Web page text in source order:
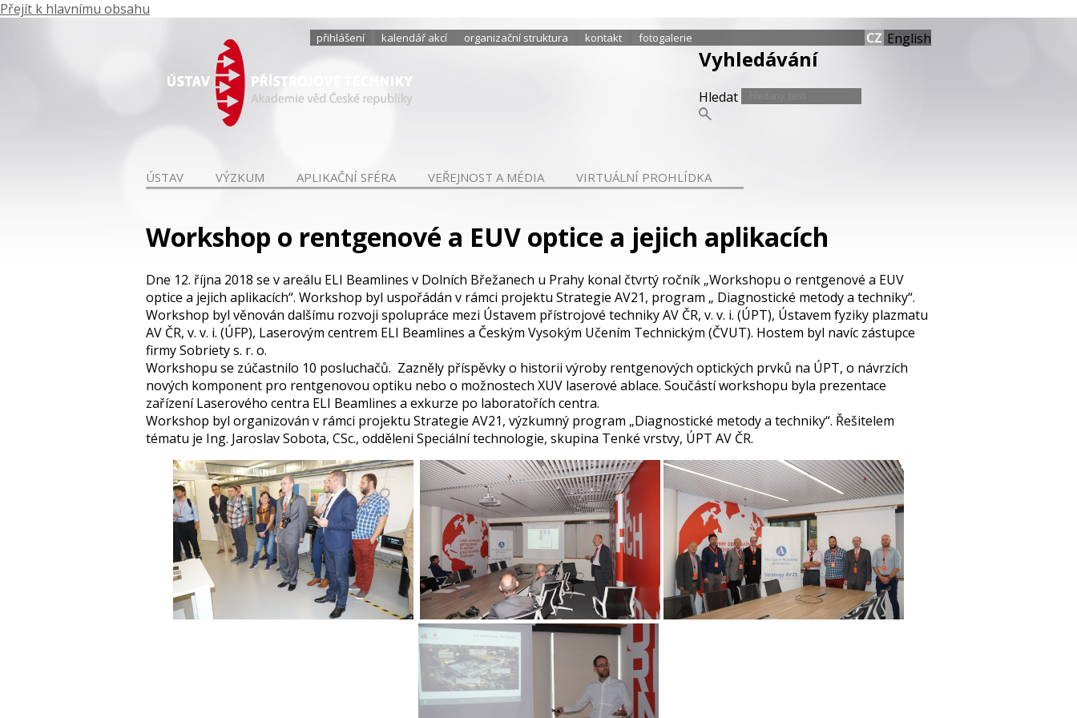
Přejít k hlavnímu obsahu
přihlášení kalendář akcí organizační struktura kontakt fotogalerie
Vyhledávání
Hledat
English
ÚSTAV VÝZKUM APLIKAČNÍ SFÉRA VEŘEJNOST A MÉDIA VIRTUÁLNÍ PROHLÍDKA
Workshop o rentgenové a EUV optice a jejich aplikacích
Dne 12. října 2018 se v areálu ELI Beamlines v Dolních Břežanech u Prahy konal čtvrtý ročník „Workshopu o rentgenové a EUV
optice a jejich aplikacích“. Workshop byl uspořádán v rámci projektu Strategie AV21, program „ Diagnostické metody a techniky“.
Workshop byl věnován dalšímu rozvoji spolupráce mezi Ústavem přístrojové techniky AV ČR, v. v. i. (ÚPT), Ústavem fyziky plazmatu
AV ČR, v. v. i. (ÚFP), Laserovým centrem ELI Beamlines a Českým Vysokým Učením Technickým (ČVUT). Hostem byl navíc zástupce
firmy Sobriety s. r. o.
Workshopu se zúčastnilo 10 posluchačů. Zazněly příspěvky o historii výroby rentgenových optických prvků na ÚPT, o návrzích
nových komponent pro rentgenovou optiku nebo o možnostech XUV laserové ablace. Součástí workshopu byla prezentace
zařízení Laserového centra ELI Beamlines a exkurze po laboratořích centra.
Workshop byl organizován v rámci projektu Strategie AV21, výzkumný program „Diagnostické metody a techniky“. Řešitelem
tématu je Ing. Jaroslav Sobota, CSc., odděleni Speciální technologie, skupina Tenké vrstvy, ÚPT AV ČR.